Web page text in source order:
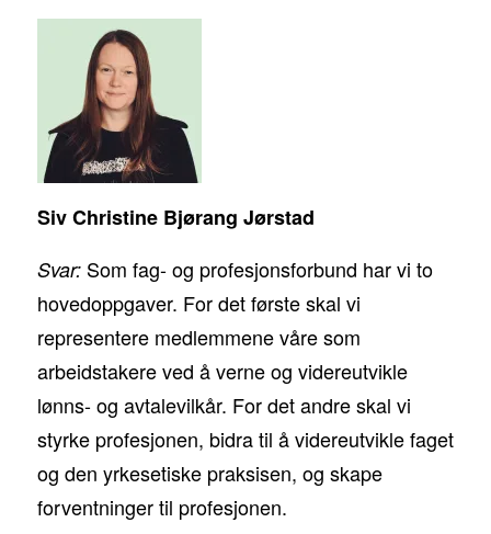
Siv Christine Bjørang Jørstad
Svar:Som fag- og profesjonsforbund har vi to
hovedoppgaver. For det første skal vi
representere medlemmene våre som
arbeidstakere ved å verne og videreutvikle
lønns- og avtalevilkår. For det andre skal vi
styrke profesjonen, bidra til å videreutvikle faget
og den yrkesetiske praksisen, og skape
forventninger til profesjonen.